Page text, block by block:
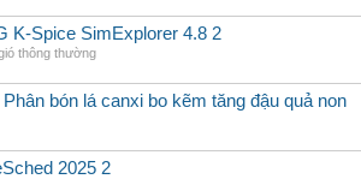
K-Spice SimExplorer 4.8 2
thông thường
bón lá canxi bo kẽm tăng đậu quả non
2025 2